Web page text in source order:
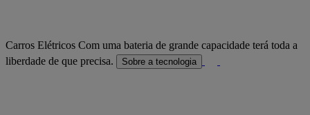
Carros Elétricos Com uma bateria de grande capacidade terá toda a
liberdade de que precisa.
Sobre a tecnologia